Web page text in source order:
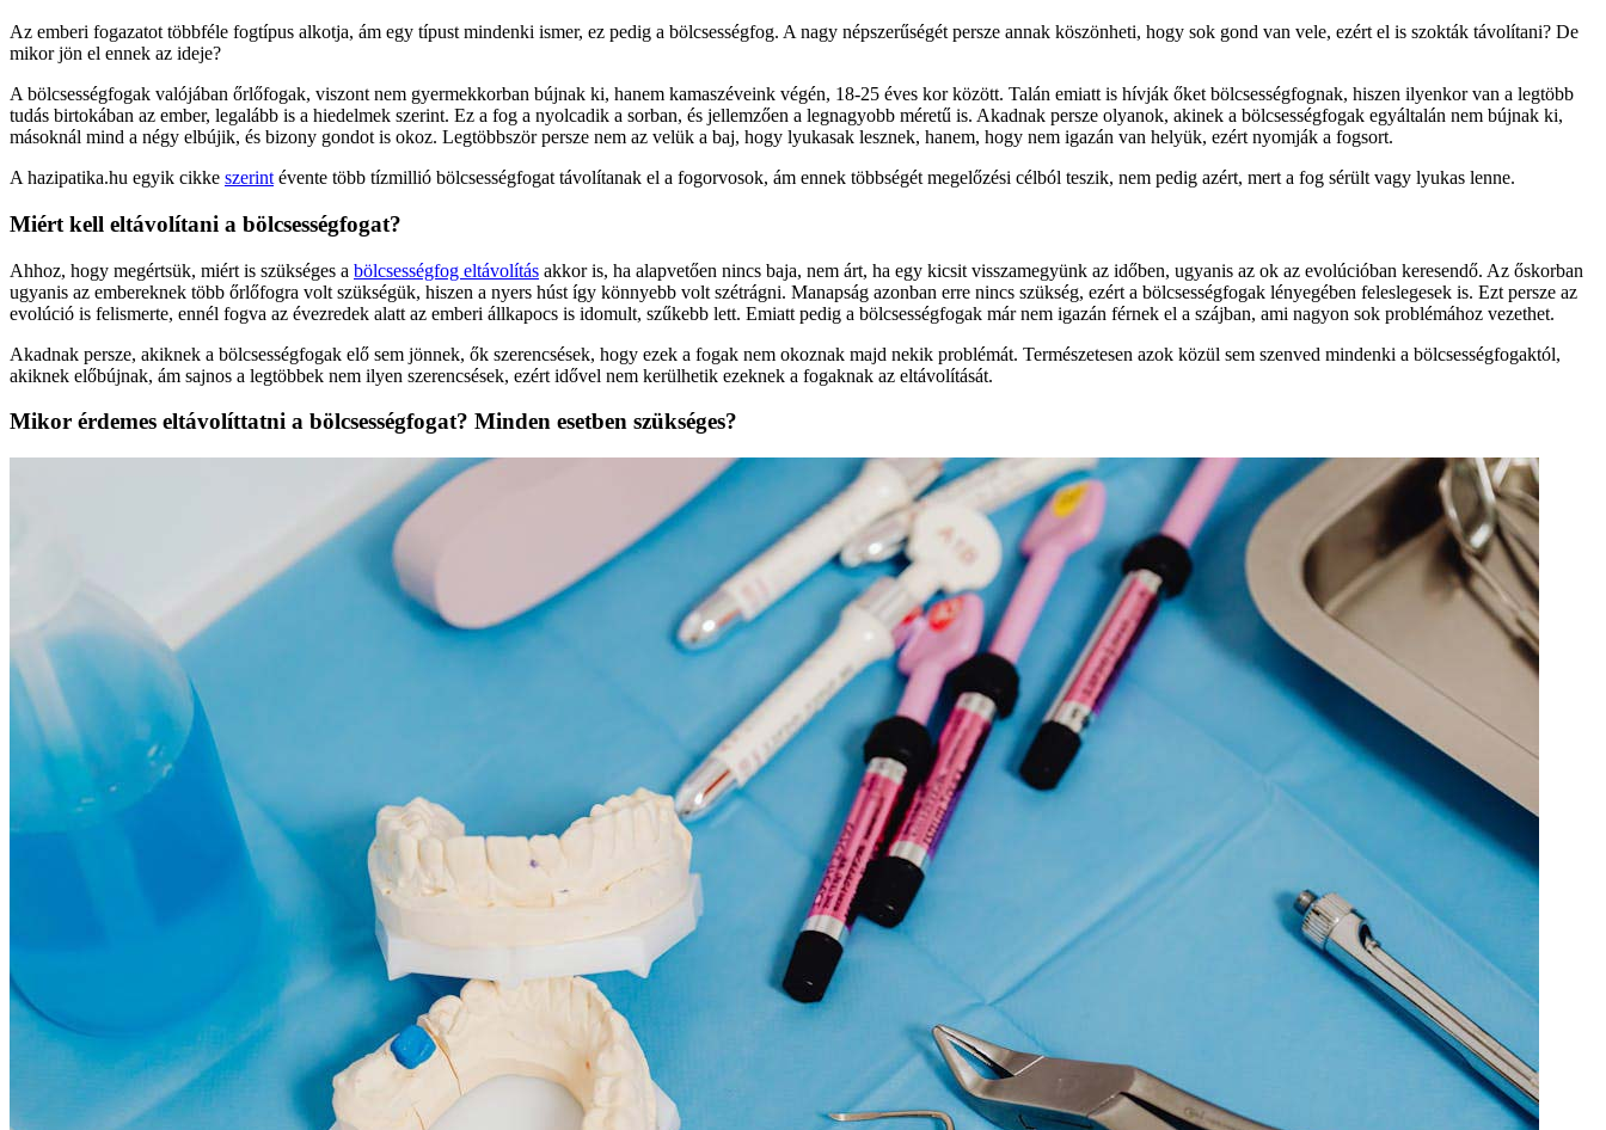
Az emberi fogazatot többféle fogtípus alkotja, ám egy típust mindenki ismer, ez pedig a bölcsességfog. A nagy népszerűségét persze annak köszönheti, hogy sok gond van vele, ezért el is szokták távolítani? De
mikor jön el ennek az ideje?
A bölcsességfogak valójában őrlőfogak, viszont nem gyermekkorban bújnak ki, hanem kamaszéveink végén, 18-25 éves kor között. Talán emiatt is hívják őket bölcsességfognak, hiszen ilyenkor van a legtöbb
tudás birtokában az ember, legalább is a hiedelmek szerint. Ez a fog a nyolcadik a sorban, és jellemzően a legnagyobb méretű is. Akadnak persze olyanok, akinek a bölcsességfogak egyáltalán nem bújnak ki,
másoknál mind a négy elbújik, és bizony gondot is okoz. Legtöbbször persze nem az velük a baj, hogy lyukasak lesznek, hanem, hogy nem igazán van helyük, ezért nyomják a fogsort.
A hazipatika.hu egyik cikke szerint évente több tízmillió bölcsességfogat távolítanak el a fogorvosok, ám ennek többségét megelőzési célból teszik, nem pedig azért, mert a fog sérült vagy lyukas lenne.
Miért kell eltávolítani a bölcsességfogat?
Ahhoz, hogy megértsük, miért is szükséges a bölcsességfog eltávolítás akkor is, ha alapvetően nincs baja, nem árt, ha egy kicsit visszamegyünk az időben, ugyanis az ok az evolúcióban keresendő. Az őskorban
ugyanis az embereknek több őrlőfogra volt szükségük, hiszen a nyers húst így könnyebb volt szétrágni. Manapság azonban erre nincs szükség, ezért a bölcsességfogak lényegében feleslegesek is. Ezt persze az
evolúció is felismerte, ennél fogva az évezredek alatt az emberi állkapocs is idomult, szűkebb lett. Emiatt pedig a bölcsességfogak már nem igazán férnek el a szájban, ami nagyon sok problémához vezethet.
Akadnak persze, akiknek a bölcsességfogak elő sem jönnek, ők szerencsések, hogy ezek a fogak nem okoznak majd nekik problémát. Természetesen azok közül sem szenved mindenki a bölcsességfogaktól,
akiknek előbújnak, ám sajnos a legtöbbek nem ilyen szerencsések, ezért idővel nem kerülhetik ezeknek a fogaknak az eltávolítását.
Mikor érdemes eltávolíttatni a bölcsességfogat? Minden esetben szükséges?